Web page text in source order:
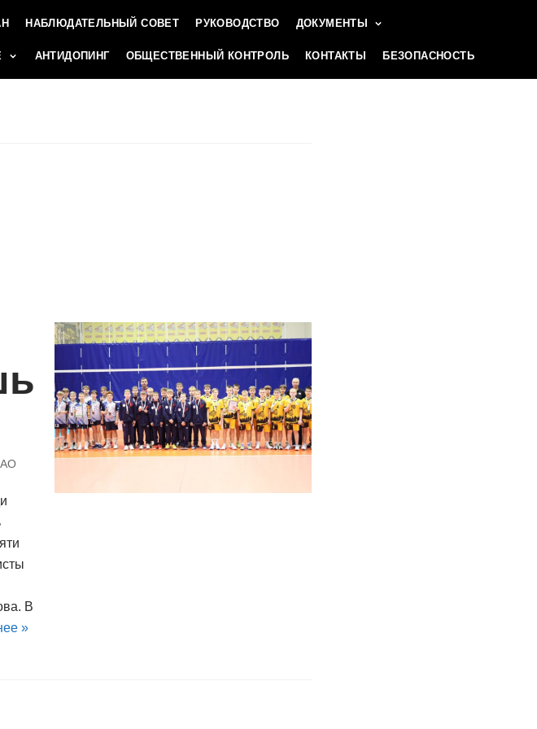
НАБЛЮДАТЕЛЬНЫЙ СОВЕТ РУКОВОДСТВО ДОКУМЕНТЫ
АНТИДОПИНГ ОБЩЕСТВЕННЫЙ КОНТРОЛЬ КОНТАКТЫ БЕЗОПАСНОСТЬ
В
»